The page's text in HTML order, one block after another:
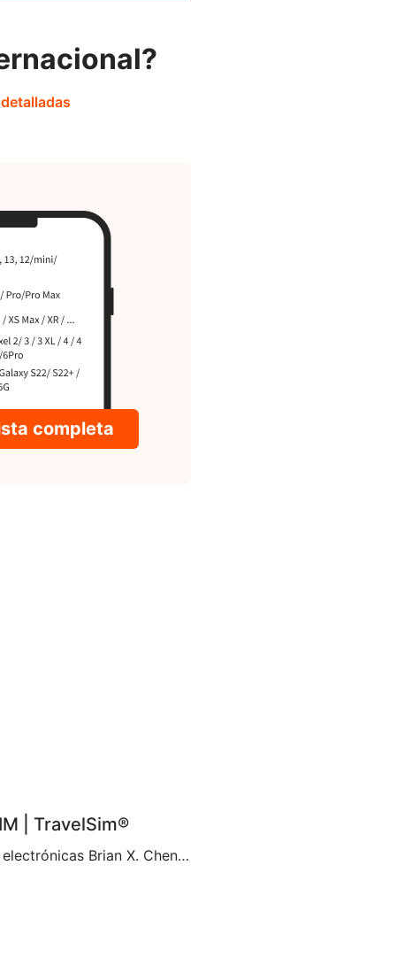
completa
| TravelSim®
La nueva era de la conectividad con las tarjetas SIM electrónicas Brian X. Chen, redactor jefe de tecnología de consumo de The New York Times, afirma que no pasará mucho tiempo antes de que «la tarjeta SIM física deje de existir«. Parece ser que esto se debe a la decisión de Apple de eliminar la […]